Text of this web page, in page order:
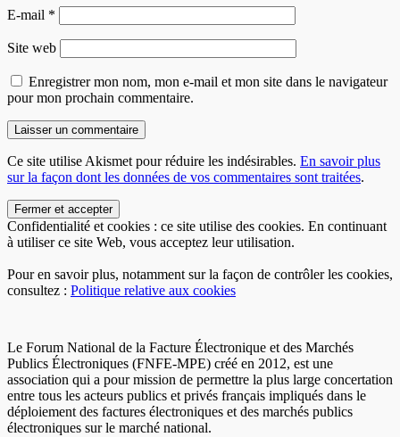
E-mail *
Site web
Enregistrer mon nom, mon e-mail et mon site dans le navigateur
pour mon prochain commentaire.
Ce site utilise Akismet pour réduire les indésirables. En savoir plus
sur la façon dont les données de vos commentaires sont traitées.
Confidentialité et cookies : ce site utilise des cookies. En continuant
à utiliser ce site Web, vous acceptez leur utilisation.
Pour en savoir plus, notamment sur la façon de contrôler les cookies,
consultez : Politique relative aux cookies
Le Forum National de la Facture Électronique et des Marchés
Publics Électroniques (FNFE-MPE) créé en 2012, est une
association qui a pour mission de permettre la plus large concertation
entre tous les acteurs publics et privés français impliqués dans le
déploiement des factures électroniques et des marchés publics
électroniques sur le marché national.